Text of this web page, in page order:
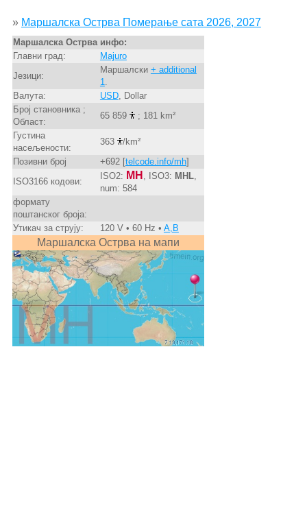
» Маршалска Острва Померање сата 2026, 2027
Маршалска Острва инфо:
Главни град:
Majuro
Језици:
Маршалски + additional
1
Валута:
USD, Dollar
Број становника ;
Област:
65 859
; 181 km²
Густина
насељености:
363
/km²
Позивни број
+692 [telcode.info/mh]
ISO3166 кодови:
ISO2: MH , ISO3: MHL,
num: 584
формату
поштанског броја:
Утикач за струју:
120 V • 60 Hz • A,B
Маршалска Острва на мапи